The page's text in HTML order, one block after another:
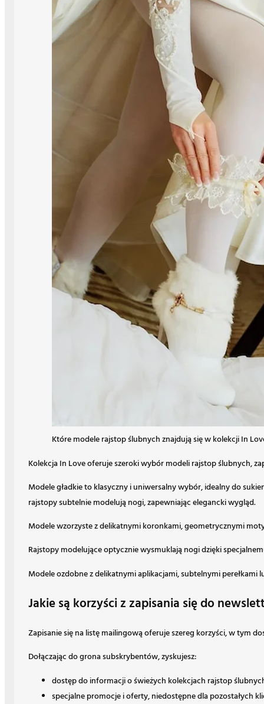
Które modele rajstop ślubnych znajdują się w kolekcji In
Kolekcja In Love oferuje szeroki wybór modeli rajstop ślubnych,
Modele gładkie to klasyczny i uniwersalny wybór, idealny do
rajstopy subtelnie modelują nogi, zapewniając elegancki wygląd.
Modele wzorzyste z delikatnymi koronkami, geometrycznymi
Rajstopy modelujące optycznie wysmuklają nogi dzięki
Modele ozdobne z delikatnymi aplikacjami, subtelnymi
Jakie są korzyści z zapisania się do
Zapisanie się na listę mailingową oferuje szereg korzyści, w tym
Dołączając do grona subskrybentów, zyskujesz:
dostęp do informacji o świeżych kolekcjach rajstop
specjalne promocje i oferty, niedostępne dla pozostałych